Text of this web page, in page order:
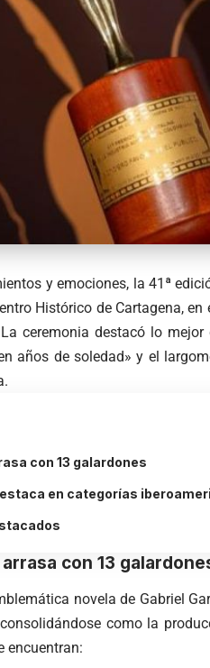
y emociones, la 41ª
Histórico de Cartagena,
ceremonia destacó lo
años de soledad» y el
con 13 galardones
en categorías
con 13
novela de Gabriel
como la
encuentran:​